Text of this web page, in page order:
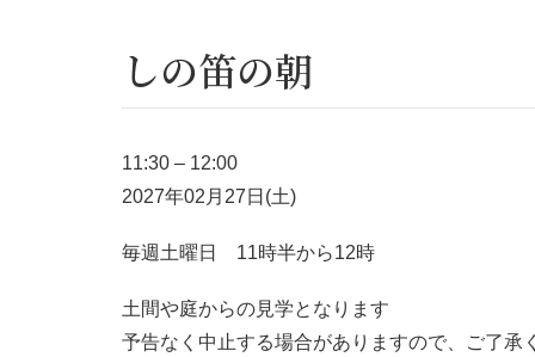
しの笛の朝
11:30 – 12:00
2027年02月27日(土)
毎週土曜日 11時半から12時
土間や庭からの見学となります
予告なく中止する場合がありますので、ご了承